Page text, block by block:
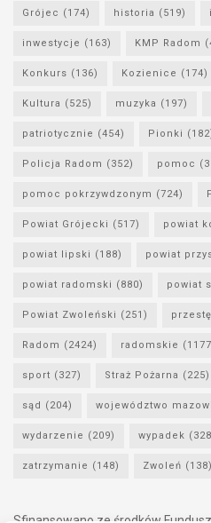
Grójec (174) historia (519)
inwestycje (163) KMP Radom
Konkurs (136) Kozienice (174)
Kultura (525) muzyka (197)
patriotycznie (454) Pionki
Policja Radom (352) pomoc
pomoc pokrzywdzonym (724)
Powiat Grójecki (517) powiat
powiat lipski (188) powiat
powiat radomski (880) powiat
Powiat Zwoleński (251)
Radom (2424) radomskie
sport (327) Straż Pożarna (225)
sąd (204) województwo
wydarzenie (209) wypadek
zatrzymanie (148) Zwoleń (138)